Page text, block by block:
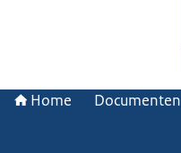
Home Documenten